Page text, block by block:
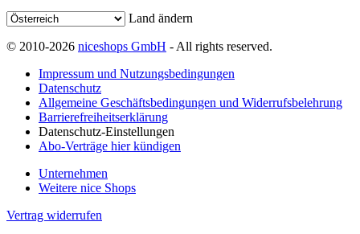
Land ändern
© 2010-2026 niceshops GmbH - All rights reserved.
Impressum und Nutzungsbedingungen
Datenschutz
Allgemeine Geschäftsbedingungen und Widerrufsbelehrung
Barrierefreiheitserklärung
Datenschutz-Einstellungen
Abo-Verträge hier kündigen
Unternehmen
Weitere nice Shops
Vertrag widerrufen